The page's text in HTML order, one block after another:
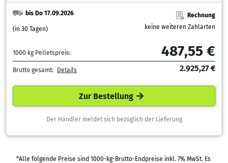
bis Do 17.09.2026
(in 30 Tagen)
Rechnung
keine weiteren Zahlarten
1000 kg Pelletspreis: 487,55 €
Brutto gesamt: Details 2.925,27 €
Zur Bestellung
Der Händler meldet sich bezüglich der Lieferung
*Alle folgende Preise sind 1000-kg-Brutto-Endpreise inkl. 7% MwSt. Es